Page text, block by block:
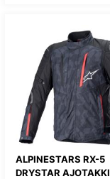
ALPINESTARS RX-5
DRYSTAR AJOTAKKI